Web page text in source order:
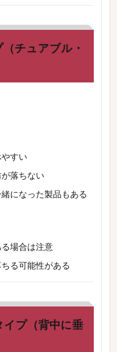
チュアブル・
すい
落ちない
になった製品もある
場合は注意
る可能性がある
プ（背中に垂